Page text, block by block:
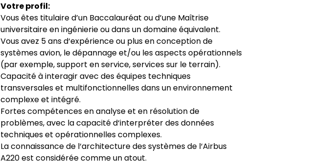
Votre profil:
Vous êtes titulaire d’un Baccalauréat ou d’une Maîtrise
universitaire en ingénierie ou dans un domaine équivalent.
Vous avez 5 ans d‘expérience ou plus en conception de
systèmes avion, le dépannage et/ou les aspects opérationnels
(par exemple, support en service, services sur le terrain).
Capacité à interagir avec des équipes techniques
transversales et multifonctionnelles dans un environnement
complexe et intégré.
Fortes compétences en analyse et en résolution de
problèmes, avec la capacité d‘interpréter des données
techniques et opérationnelles complexes.
La connaissance de l‘architecture des systèmes de l‘Airbus
A220 est considérée comme un atout.